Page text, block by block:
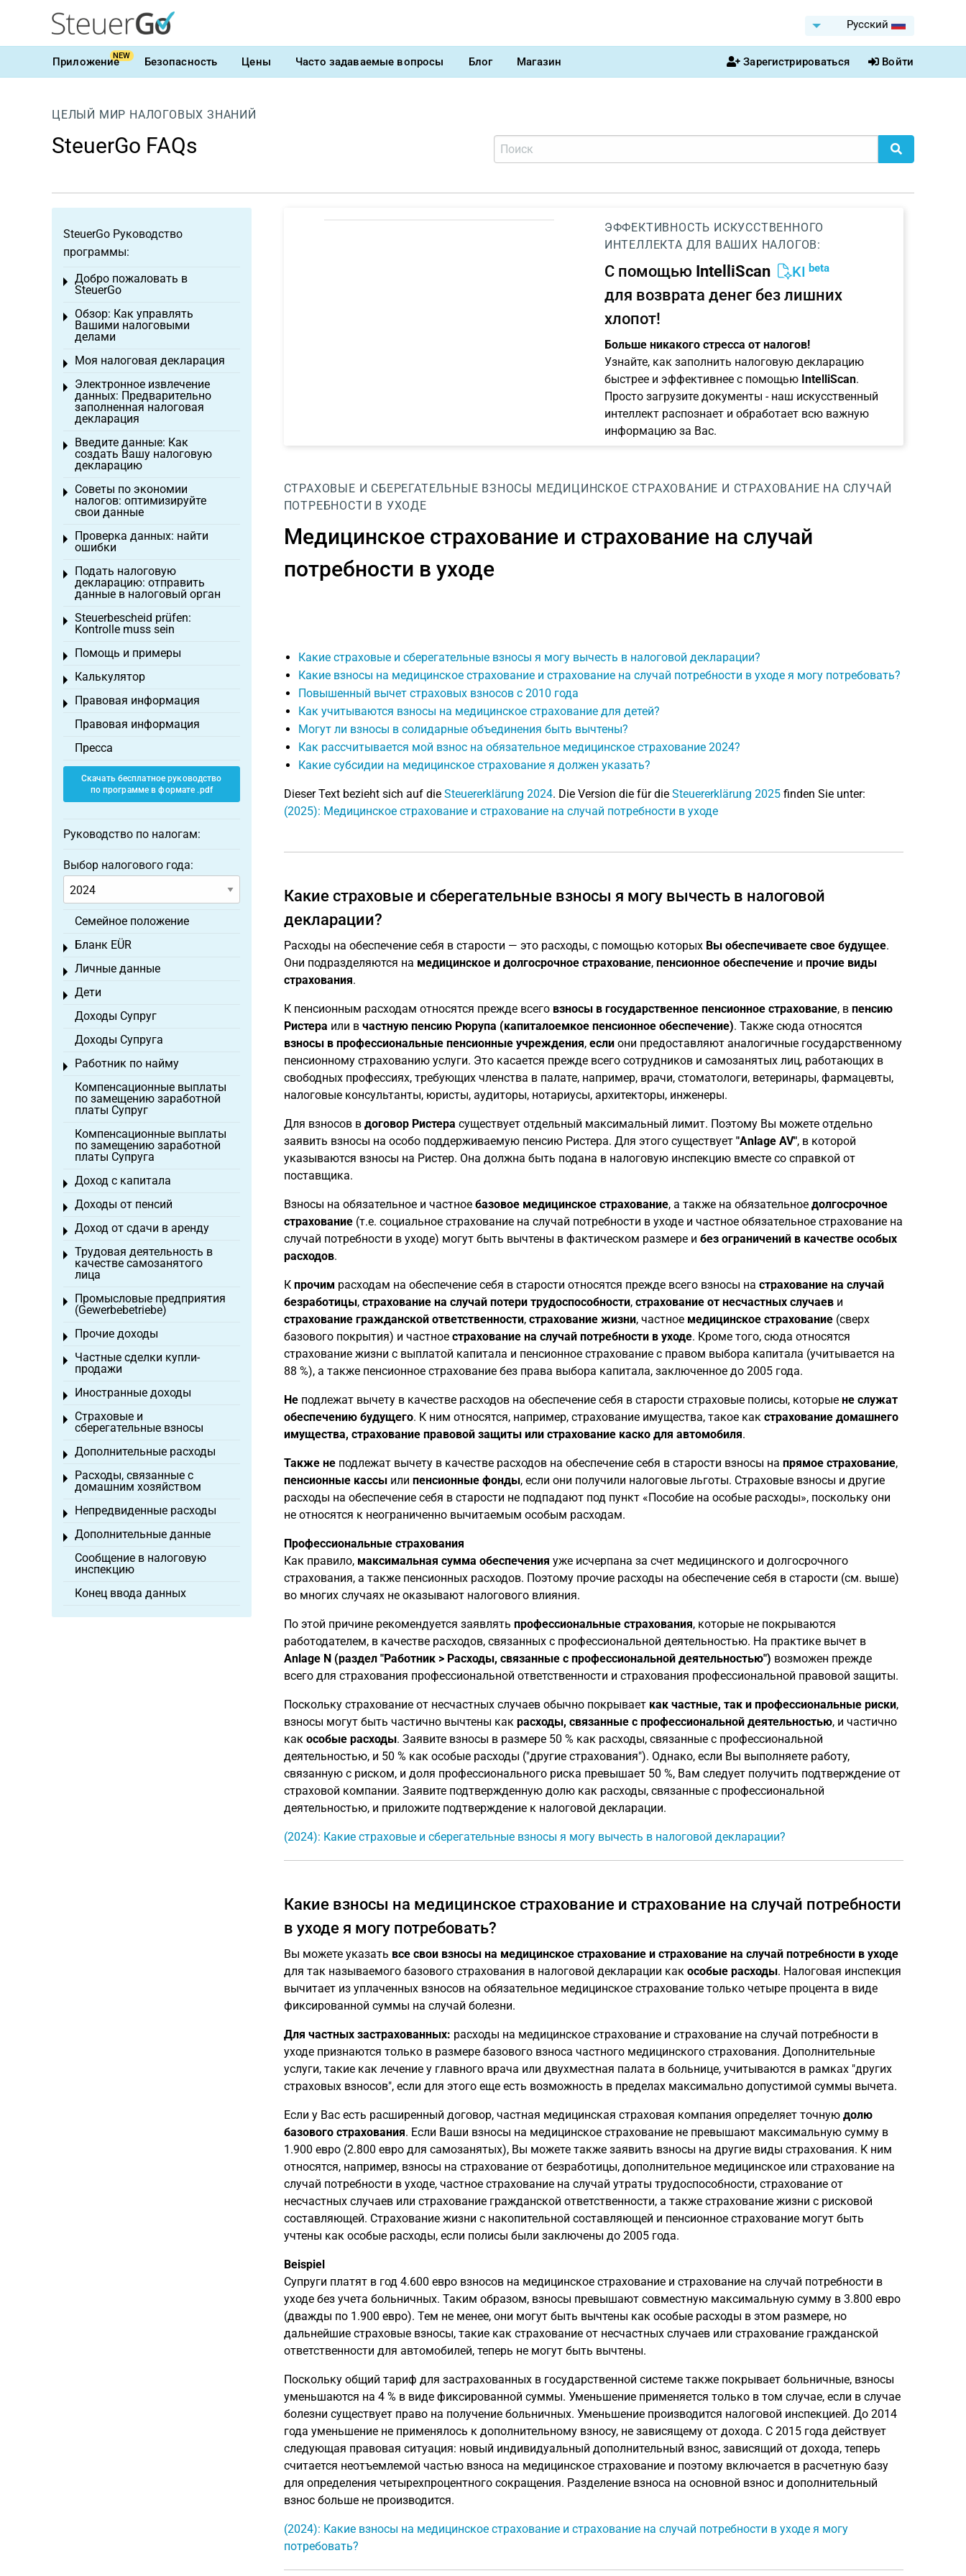
Pусский
ПриложениеNEW Безопасность Цены Часто задаваемые вопросы Блог Магазин Зарегистрироваться Войти
ЦЕЛЫЙ МИР НАЛОГОВЫХ ЗНАНИЙ
SteuerGo FAQs
ЭФФЕКТИВНОСТЬ ИСКУССТВЕННОГО
ИНТЕЛЛЕКТА ДЛЯ ВАШИХ НАЛОГОВ:
С помощью IntelliScan KI beta
для возврата денег без лишних
хлопот!
Больше никакого стресса от налогов!
Узнайте, как заполнить налоговую декларацию
быстрее и эффективнее с помощью IntelliScan.
Просто загрузите документы - наш искусственный
интеллект распознает и обработает всю важную
информацию за Вас.
СТРАХОВЫЕ И СБЕРЕГАТЕЛЬНЫЕ ВЗНОСЫ МЕДИЦИНСКОЕ СТРАХОВАНИЕ И СТРАХОВАНИЕ НА СЛУЧАЙ
ПОТРЕБНОСТИ В УХОДЕ
Медицинское страхование и страхование на случай
потребности в уходе
Какие страховые и сберегательные взносы я могу вычесть в налоговой декларации?
Какие взносы на медицинское страхование и страхование на случай потребности в уходе я могу потребовать?
Повышенный вычет страховых взносов с 2010 года
Как учитываются взносы на медицинское страхование для детей?
Могут ли взносы в солидарные объединения быть вычтены?
Как рассчитывается мой взнос на обязательное медицинское страхование 2024?
Какие субсидии на медицинское страхование я должен указать?
Dieser Text bezieht sich auf die Steuererklärung 2024. Die Version die für die Steuererklärung 2025finden Sie unter:
(2025): Медицинское страхование и страхование на случай потребности в уходе
Какие страховые и сберегательные взносы я могу вычесть в налоговой
декларации?
Расходы на обеспечение себя в старости — это расходы, с помощью которых Вы обеспечиваете свое будущее.
Они подразделяются на медицинское и долгосрочное страхование, пенсионное обеспечениеи прочие виды
страхования.
К пенсионным расходам относятся прежде всего взносы в государственное пенсионное страхование, в пенсию
Ристера или в частную пенсию Рюрупа (капиталоемкое пенсионное обеспечение). Также сюда относятся
взносы в профессиональные пенсионные учреждения, еслиони предоставляют аналогичные государственному
пенсионному страхованию услуги. Это касается прежде всего сотрудников и самозанятых лиц, работающих в
свободных профессиях, требующих членства в палате, например, врачи, стоматологи, ветеринары, фармацевты,
налоговые консультанты, юристы, аудиторы, нотариусы, архитекторы, инженеры.
Для взносов в договор Ристера существует отдельный максимальный лимит. Поэтому Вы можете отдельно
заявить взносы на особо поддерживаемую пенсию Ристера. Для этого существует "Anlage AV", в которой
указываются взносы на Ристер. Она должна быть подана в налоговую инспекцию вместе со справкой от
поставщика.
Взносы на обязательное и частное базовое медицинское страхование, а также на обязательное долгосрочное
страхование(т.е. социальное страхование на случай потребности в уходе и частное обязательное страхование на
случай потребности в уходе) могут быть вычтены в фактическом размере и без ограничений в качестве особых
расходов.
К прочим расходам на обеспечение себя в старости относятся прежде всего взносы на страхование на случай
безработицы, страхование на случай потери трудоспособности, страхование от несчастных случаеви
страхование гражданской ответственности, страхование жизни, частное медицинское страхование(сверх
базового покрытия) и частное страхование на случай потребности в уходе. Кроме того, сюда относятся
страхование жизни с выплатой капитала и пенсионное страхование с правом выбора капитала (учитывается на
88 %), а также пенсионное страхование без права выбора капитала, заключенное до 2005 года.
Неподлежат вычету в качестве расходов на обеспечение себя в старости страховые полисы, которые не служат
обеспечению будущего. К ним относятся, например, страхование имущества, такое как страхование домашнего
имущества, страхование правовой защиты или страхование каско для автомобиля.
Также неподлежат вычету в качестве расходов на обеспечение себя в старости взносы на прямое страхование,
пенсионные кассыили пенсионные фонды, если они получили налоговые льготы. Страховые взносы и другие
расходы на обеспечение себя в старости не подпадают под пункт «Пособие на особые расходы», поскольку они
не относятся к неограниченно вычитаемым особым расходам.
Профессиональные страхования
Как правило, максимальная сумма обеспечения уже исчерпана за счет медицинского и долгосрочного
страхования, а также пенсионных расходов. Поэтому прочие расходы на обеспечение себя в старости (см. выше)
во многих случаях не оказывают налогового влияния.
По этой причине рекомендуется заявлять профессиональные страхования, которые не покрываются
работодателем, в качестве расходов, связанных с профессиональной деятельностью. На практике вычет в
Anlage N (раздел "Работник > Расходы, связанные с профессиональной деятельностью") возможен прежде
всего для страхования профессиональной ответственности и страхования профессиональной правовой защиты.
Поскольку страхование от несчастных случаев обычно покрывает как частные, так и профессиональные риски,
взносы могут быть частично вычтены как расходы, связанные с профессиональной деятельностью, и частично
как особые расходы. Заявите взносы в размере 50 % как расходы, связанные с профессиональной
деятельностью, и 50 % как особые расходы ("другие страхования"). Однако, если Вы выполняете работу,
связанную с риском, и доля профессионального риска превышает 50 %, Вам следует получить подтверждение от
страховой компании. Заявите подтвержденную долю как расходы, связанные с профессиональной
деятельностью, и приложите подтверждение к налоговой декларации.
(2024): Какие страховые и сберегательные взносы я могу вычесть в налоговой декларации?
Какие взносы на медицинское страхование и страхование на случай потребности
в уходе я могу потребовать?
Вы можете указать все свои взносы на медицинское страхование и страхование на случай потребности в уходе
для так называемого базового страхования в налоговой декларации как особые расходы. Налоговая инспекция
вычитает из уплаченных взносов на обязательное медицинское страхование только четыре процента в виде
фиксированной суммы на случай болезни.
Для частных застрахованных: расходы на медицинское страхование и страхование на случай потребности в
уходе признаются только в размере базового взноса частного медицинского страхования. Дополнительные
услуги, такие как лечение у главного врача или двухместная палата в больнице, учитываются в рамках "других
страховых взносов", если для этого еще есть возможность в пределах максимально допустимой суммы вычета.
Если у Вас есть расширенный договор, частная медицинская страховая компания определяет точную долю
базового страхования. Если Ваши взносы на медицинское страхование не превышают максимальную сумму в
1.900 евро (2.800 евро для самозанятых), Вы можете также заявить взносы на другие виды страхования. К ним
относятся, например, взносы на страхование от безработицы, дополнительное медицинское или страхование на
случай потребности в уходе, частное страхование на случай утраты трудоспособности, страхование от
несчастных случаев или страхование гражданской ответственности, а также страхование жизни с рисковой
составляющей. Страхование жизни с накопительной составляющей и пенсионное страхование могут быть
учтены как особые расходы, если полисы были заключены до 2005 года.
Beispiel
Супруги платят в год 4.600 евро взносов на медицинское страхование и страхование на случай потребности в
уходе без учета больничных. Таким образом, взносы превышают совместную максимальную сумму в 3.800 евро
(дважды по 1.900 евро). Тем не менее, они могут быть вычтены как особые расходы в этом размере, но
дальнейшие страховые взносы, такие как страхование от несчастных случаев или страхование гражданской
ответственности для автомобилей, теперь не могут быть вычтены.
Поскольку общий тариф для застрахованных в государственной системе также покрывает больничные, взносы
уменьшаются на 4 % в виде фиксированной суммы. Уменьшение применяется только в том случае, если в случае
болезни существует право на получение больничных. Уменьшение производится налоговой инспекцией. До 2014
года уменьшение не применялось к дополнительному взносу, не зависящему от дохода. С 2015 года действует
следующая правовая ситуация: новый индивидуальный дополнительный взнос, зависящий от дохода, теперь
считается неотъемлемой частью взноса на медицинское страхование и поэтому включается в расчетную базу
для определения четырехпроцентного сокращения. Разделение взноса на основной взнос и дополнительный
взнос больше не производится.
(2024): Какие взносы на медицинское страхование и страхование на случай потребности в уходе я могу
потребовать?
SteuerGo Руководство
программы:
Добро пожаловать в
SteuerGo
Toggle menu
Обзор: Как управлять
Вашими налоговыми
делами
Toggle menu
Моя налоговая декларация
Toggle menu
Электронное извлечение
данных: Предварительно
заполненная налоговая
декларация
Toggle menu
Введите данные: Как
создать Вашу налоговую
декларацию
Toggle menu
Советы по экономии
налогов: оптимизируйте
свои данные
Toggle menu
Проверка данных: найти
ошибки
Toggle menu
Подать налоговую
декларацию: отправить
данные в налоговый орган
Toggle menu
Steuerbescheid prüfen:
Kontrolle muss sein
Toggle menu
Помощь и примеры
Toggle menu
Калькулятор
Toggle menu
Правовая информация
Toggle menu
Правовая информация
Пресса
Скачать бесплатное руководство
по программе в формате .pdf
Руководство по налогам:
Выбор налогового года:
Семейное положение
Бланк EÜR
Toggle menu
Личные данные
Toggle menu
Дети
Toggle menu
Доходы Супруг
Доходы Супруга
Работник по найму
Toggle menu
Компенсационные выплаты
по замещению заработной
платы Супруг
Компенсационные выплаты
по замещению заработной
платы Супруга
Доход с капитала
Toggle menu
Доходы от пенсий
Toggle menu
Доход от сдачи в аренду
Toggle menu
Трудовая деятельность в
качестве самозанятого
лица
Toggle menu
Промысловые предприятия
(Gewerbebetriebe)
Toggle menu
Прочие доходы
Toggle menu
Частные сделки купли-
продажи
Toggle menu
Иностранные доходы
Toggle menu
Страховые и
сберегательные взносы
Toggle menu
Дополнительные расходы
Toggle menu
Расходы, связанные с
домашним хозяйством
Toggle menu
Непредвиденные расходы
Toggle menu
Дополнительные данные
Toggle menu
Сообщение в налоговую
инспекцию
Конец ввода данных